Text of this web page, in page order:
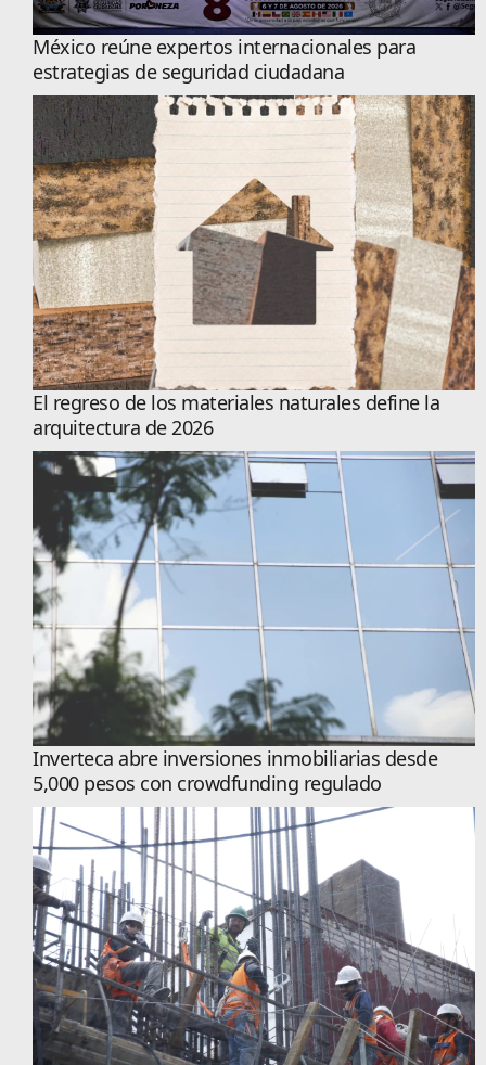
México reúne expertos internacionales para
estrategias de seguridad ciudadana
El regreso de los materiales naturales define la
arquitectura de 2026
Inverteca abre inversiones inmobiliarias desde
5,000 pesos con crowdfunding regulado